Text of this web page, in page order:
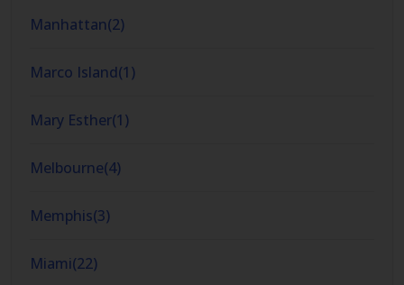
Manhattan(2)
Marco Island(1)
Mary Esther(1)
Melbourne(4)
Memphis(3)
Miami(22)